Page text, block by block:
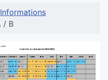
Informations
/ B